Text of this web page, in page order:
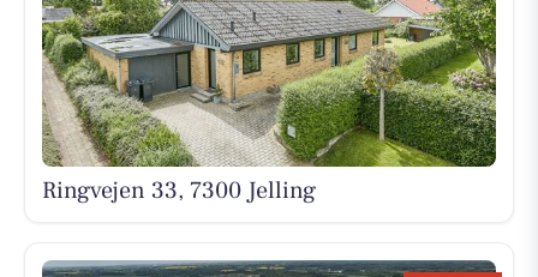
Ringvejen 33, 7300 Jelling